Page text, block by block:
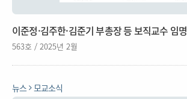
이준정·김주한·김준기 부총장 등 보직교수 임명
563호 / 2025년 2월
뉴스 모교소식